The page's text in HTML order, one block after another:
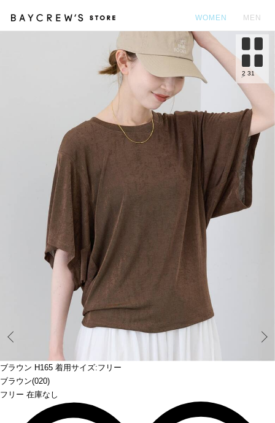
WOMEN MEN
ブラウン H165 着用サイズ:フリー
ブラウン(020)
フリー 在庫なし
2 31